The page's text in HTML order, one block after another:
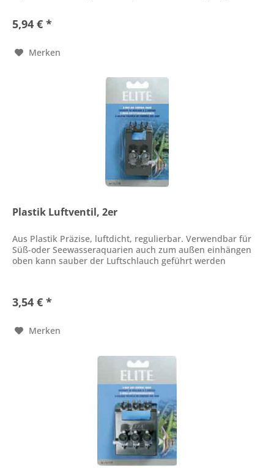
5,94 € *
Merken
Plastik Luftventil, 2er
Aus Plastik Präzise, luftdicht, regulierbar. Verwendbar für
Süß-oder Seewasseraquarien auch zum außen einhängen
oben kann sauber der Luftschlauch geführt werden
3,54 € *
Merken